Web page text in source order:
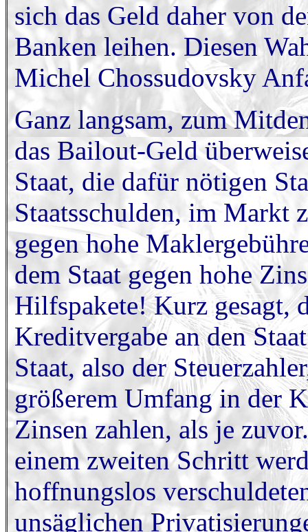
sich das Geld daher von
Banken leihen. Diesen
Michel Chossudovsky
Ganz langsam, zum
das Bailout-Geld
Staat, die dafür nötigen
Staatsschulden, im Markt
gegen hohe
dem Staat gegen hohe
Hilfspakete! Kurz gesagt,
Kreditvergabe an den
Staat, also der
größerem Umfang in der
Zinsen zahlen, als je
einem zweiten Schritt
hoffnungslos
unsäglichen